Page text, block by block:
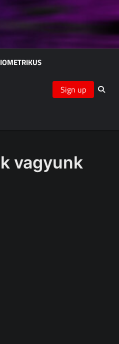
Sign up
vagyunk